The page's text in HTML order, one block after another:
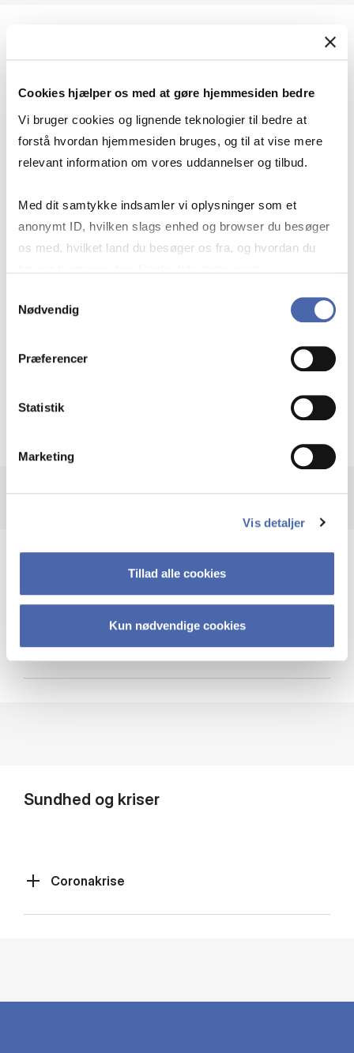
Cookies hjælper os med at gøre hjemmesiden bedre
Vi bruger cookies og lignende teknologier til bedre at
forstå hvordan hjemmesiden bruges, og til at vise mere
relevant information om vores uddannelser og tilbud.
Med dit samtykke indsamler vi oplysninger som et
anonymt ID, hvilken slags enhed og browser du besøger
os med, hvilket land du besøger os fra, og hvordan du
markedsføring. Du bestemmer selv - og kan altid trække
Nødvendig
Præferencer
Statistik
Marketing
Vis detaljer
Tillad alle cookies
Kun nødvendige cookies
Geopolitik og businesssikkerhed
navigerer man som virksomhed?
Krigen i Ukraine
Cybersikkerhed
Sundhed og kriser
Coronakrise